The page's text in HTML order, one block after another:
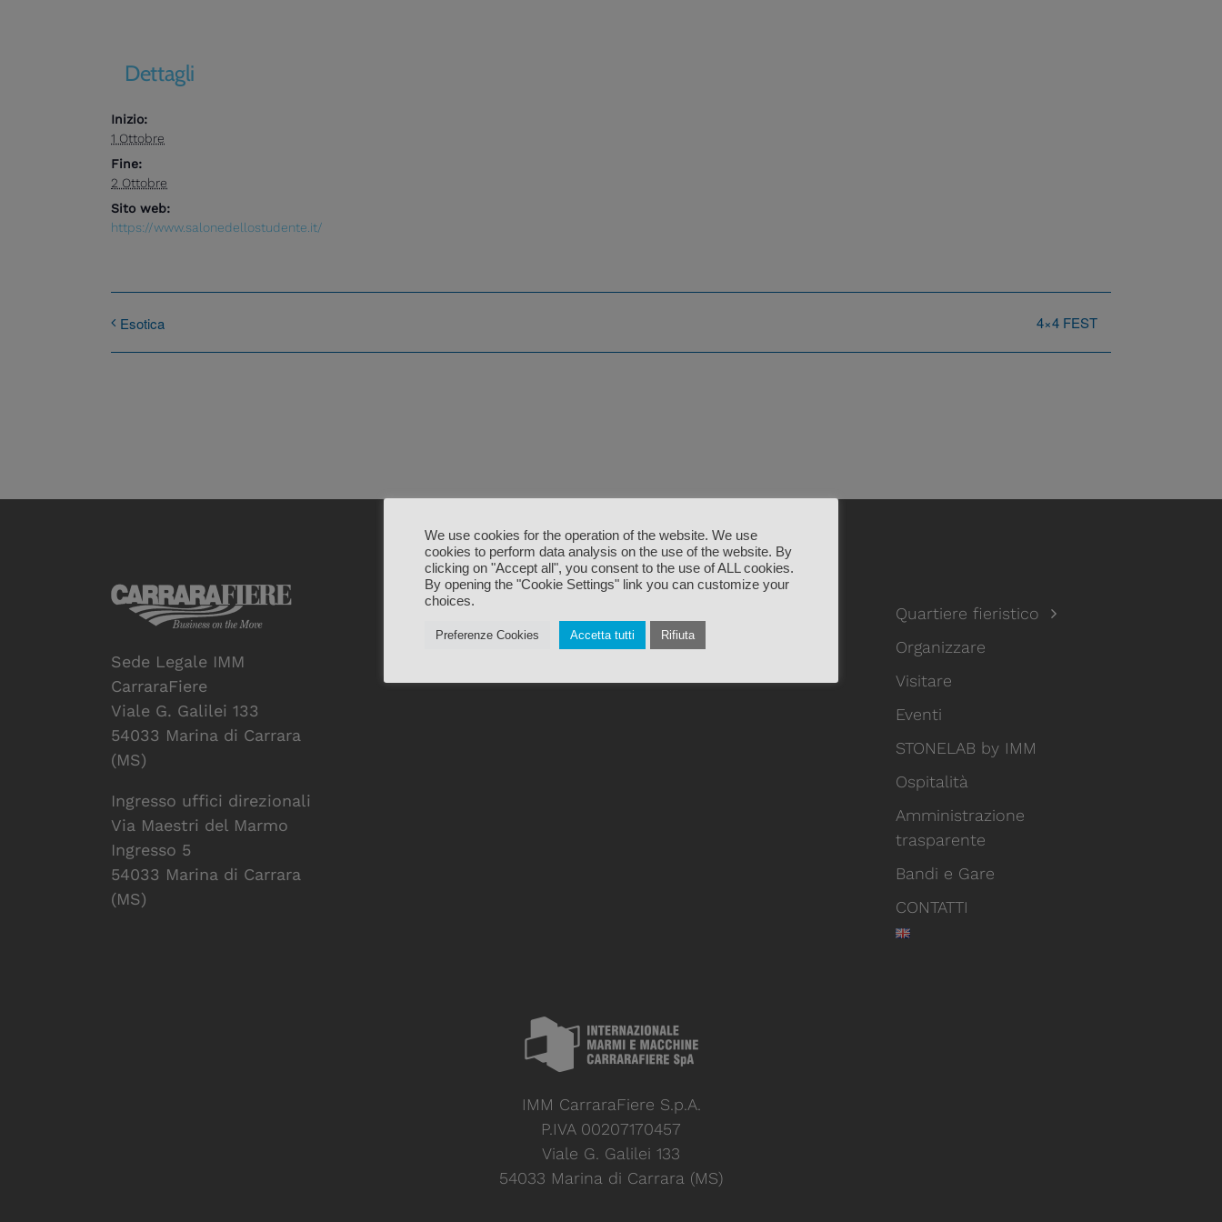
Dettagli
Inizio:
1 Ottobre
Fine:
2 Ottobre
Sito web:
https://www.salonedellostudente.it/
Esotica 4×4 FEST
Sede Legale IMM
CarraraFiere
Viale G. Galilei 133
54033 Marina di Carrara
(MS)
Ingresso uffici direzionali
Via Maestri del Marmo
Ingresso 5
54033 Marina di Carrara
(MS)
Quartiere fieristico
Organizzare
Visitare
Eventi
STONELAB by IMM
Ospitalità
Amministrazione
trasparente
Bandi e Gare
CONTATTI
IMM CarraraFiere S.p.A.
P.IVA 00207170457
Viale G. Galilei 133
54033 Marina di Carrara (MS)
We use cookies for the operation of the website. We use
cookies to perform data analysis on the use of the website. By
clicking on "Accept all", you consent to the use of ALL cookies.
By opening the "Cookie Settings" link you can customize your
choices.
Preferenze Cookies Accetta tutti Rifiuta